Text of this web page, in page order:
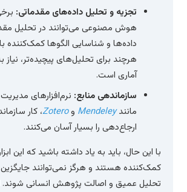
تجزیه و تحلیل داده‌های مقدماتی:برخی
هوش مصنوعی می‌توانند در تحلیل مقدماتی
داده‌ها و شناسایی الگوها کمک‌کننده باشند،
هرچند برای تحلیل‌های پیچیده‌تر، نیاز به
آماری است.
سازماندهی منابع:نرم‌افزارهای مدیریت
مانندMendeleyوZotero، کار سازماندهی
ارجاع‌دهی را بسیار آسان می‌کنند.
با این حال، باید به یاد داشته باشید که این ابزارها
کمک‌کننده هستند و هرگز نمی‌توانند جایگزین تفکر
تحلیل عمیق و اصالت پژوهش انسانی شوند.